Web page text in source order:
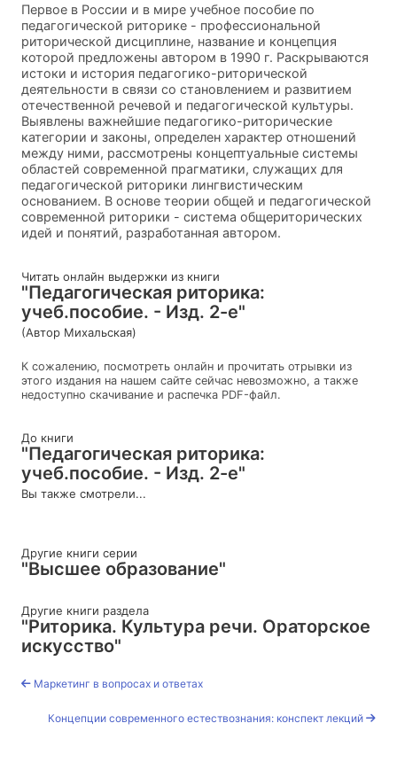
Первое в России и в мире учебное пособие по
педагогической риторике - профессиональной
риторической дисциплине, название и концепция
которой предложены автором в 1990 г. Раскрываются
истоки и история педагогико-риторической
деятельности в связи со становлением и развитием
отечественной речевой и педагогической культуры.
Выявлены важнейшие педагогико-риторические
категории и законы, определен характер отношений
между ними, рассмотрены концептуальные системы
областей современной прагматики, служащих для
педагогической риторики лингвистическим
основанием. В основе теории общей и педагогической
современной риторики - система общериторических
идей и понятий, разработанная автором.
Читать онлайн выдержки из книги
"Педагогическая риторика:
учеб.пособие. - Изд. 2-е"
(Автор Михальская)
К сожалению, посмотреть онлайн и прочитать отрывки из
этого издания на нашем сайте сейчас невозможно, а также
недоступно скачивание и распечка PDF-файл.
До книги
"Педагогическая риторика:
учеб.пособие. - Изд. 2-е"
Вы также смотрели...
Другие книги серии
"Высшее образование"
Другие книги раздела
"Риторика. Культура речи. Ораторское
искусство"
Маркетинг в вопросах и ответах
Концепции современного естествознания: конспект лекций